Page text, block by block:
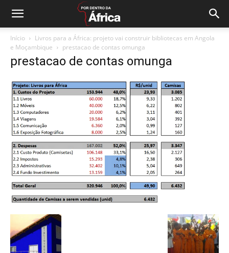
Início
Livros para a África: projeto vai construir bibliotecas em Angola
e Moçambique
prestacao de contas omunga
prestacao de contas omunga